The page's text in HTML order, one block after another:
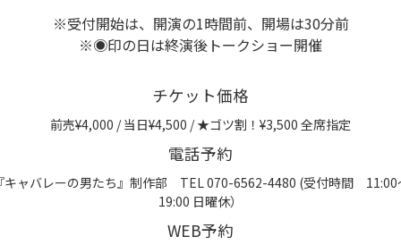
※受付開始は、開演の1時間前、開場は30分前
※◉印の日は終演後トークショー開催
チケット価格
前売¥4,000 / 当日¥4,500 / ★ゴツ割！¥3,500 全席指定
電話予約
キャバレーの男たち』制作部 TEL 070-6562-4480 (受付時間 11:00
19:00 日曜休）
WEB予約